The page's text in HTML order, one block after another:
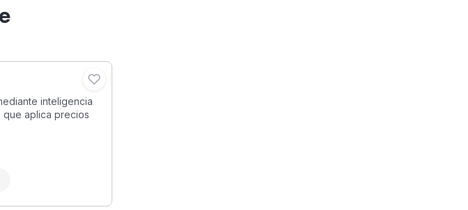
inteligencia
que aplica precios